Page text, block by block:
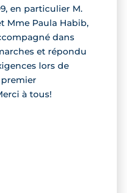
en particulier M.
Mme Paula Habib,
dans
et répondu
lors de
à tous!